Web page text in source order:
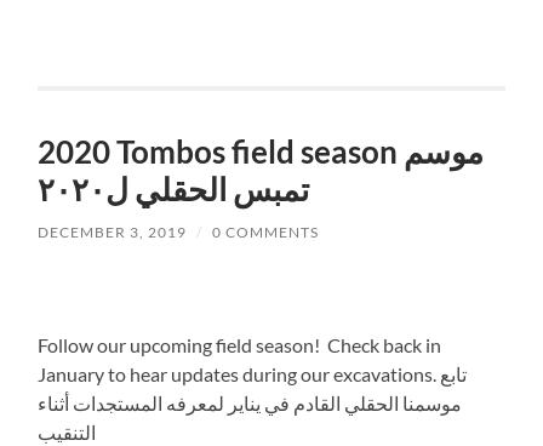
2020 Tombos field season موسم
تمبس الحقلي ل٢٠٢٠
DECEMBER 3, 2019 / 0 COMMENTS
Follow our upcoming field season! Check back in
January to hear updates during our excavations. تابع
موسمنا الحقلي القادم في يناير لمعرفه المستجدات أثناء
التنقيب